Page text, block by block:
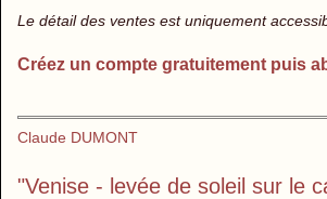
Le détail des ventes est uniquement
Créez un compte gratuitement puis
Claude DUMONT
"Venise - levée de soleil sur le